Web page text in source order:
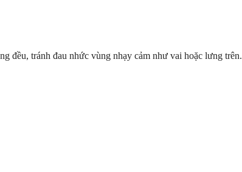
đều, tránh đau nhức vùng nhạy cảm như vai hoặc lưng trên.